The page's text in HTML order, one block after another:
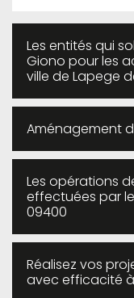
Les entités qui
Giono pour les
ville de Lapege
Aménagement
Les opérations
effectuées par
09400
Réalisez vos
avec efficacité